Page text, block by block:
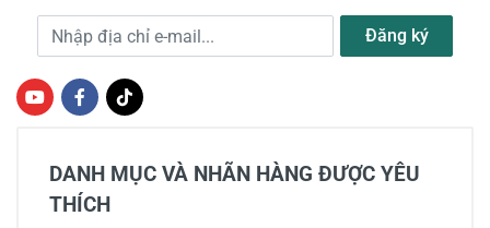
Địa chỉ e-mail Đăng ký
DANH MỤC VÀ NHÃN HÀNG ĐƯỢC YÊU
THÍCH